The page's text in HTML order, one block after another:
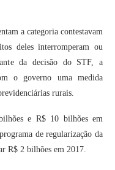
a categoria contestavam
deles interromperam ou
da decisão do STF, a
o governo uma medida
rurais.
e R$ 10 bilhões em
de regularização da
R$ 2 bilhões em 2017.